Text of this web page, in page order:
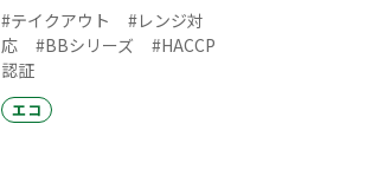
#テイクアウト
#レンジ対
応
#BBシリーズ
#HACCP
認証
エコ